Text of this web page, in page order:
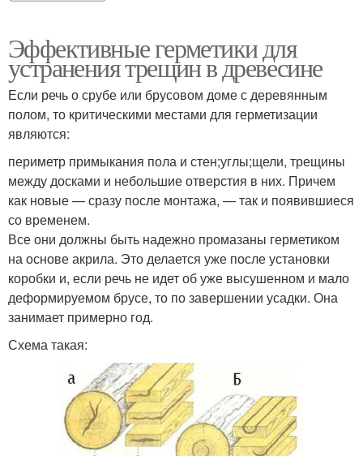
Эффективные герметики для
устранения трещин в древесине
Если речь о срубе или брусовом доме с деревянным
полом, то критическими местами для герметизации
являются:
периметр примыкания пола и стен;углы;щели, трещины
между досками и небольшие отверстия в них. Причем
как новые — сразу после монтажа, — так и появившиеся
со временем.
Все они должны быть надежно промазаны герметиком
на основе акрила. Это делается уже после установки
коробки и, если речь не идет об уже высушенном и мало
деформируемом брусе, то по завершении усадки. Она
занимает примерно год.
Схема такая: